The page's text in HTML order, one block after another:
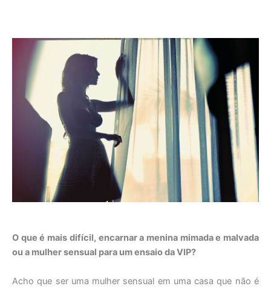
O que é mais difícil, encarnar a menina mimada e malvada
ou a mulher sensual para um ensaio da VIP?
Acho que ser uma mulher sensual em uma casa que não é